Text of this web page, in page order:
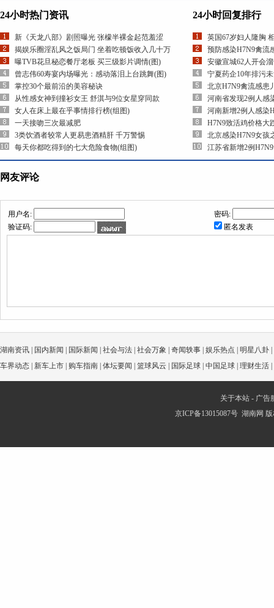
24小时热门资讯
新《天龙八部》剧照曝光 张檬半裸金起范羞涩
揭娱乐圈淫乱风之饭局门 坐着吃顿饭收入几十万
曝TVB花旦秘恋餐厅老板 买三级影片调情(图)
曾志伟60寿宴内场曝光：感动落泪上台跳舞(图)
掌控30个最前沿的美容秘诀
从性感女神到撞衫女王 舒淇与9位女星穿同款
女人在床上最在乎事情排行榜(组图)
一天接吻三次最减肥
3类饮酒者较常人更易患酒精肝 千万警惕
每天你都吃得到的七大危险食物(组图)
24小时回复排行
英国67岁妇人隆胸
预防感染H7N9禽流
安徽宣城62人开会
宁夏药企10年排污
北京H7N9禽流感患
河南省发现2例人感
河南新增2例人感染
H7N9致活鸡价格大
北京感染H7N9女孩
江苏省新增2例
网友评论
用户名:
密码:
验证码:
匿名发表
湖南资讯 国内新闻 国际新闻 社会与法 社会万象 奇闻轶事 娱乐热点 明星八卦
车界动态
新车上市 购车指南 体坛要闻 篮球风云 国际足球 中国足球 理财生活
关于本站 - 广告
京ICP备13015087号湖南网